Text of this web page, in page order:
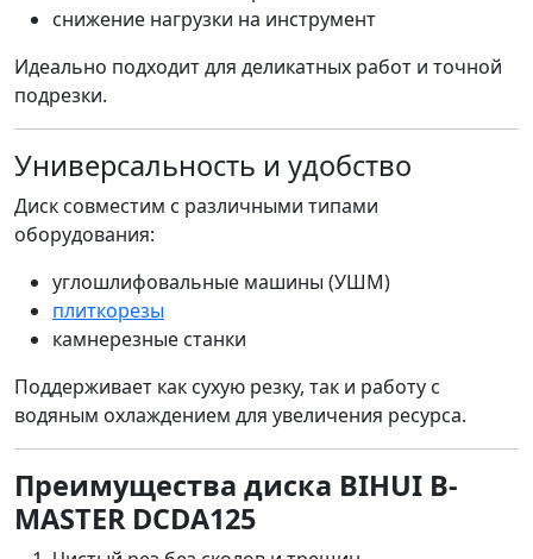
снижение нагрузки на инструмент
Идеально подходит для деликатных работ и точной
подрезки.
Универсальность и удобство
Диск совместим с различными типами
оборудования:
углошлифовальные машины (УШМ)
плиткорезы
камнерезные станки
Поддерживает как сухую резку, так и работу с
водяным охлаждением для увеличения ресурса.
Преимущества диска BIHUI B-
MASTER DCDA125